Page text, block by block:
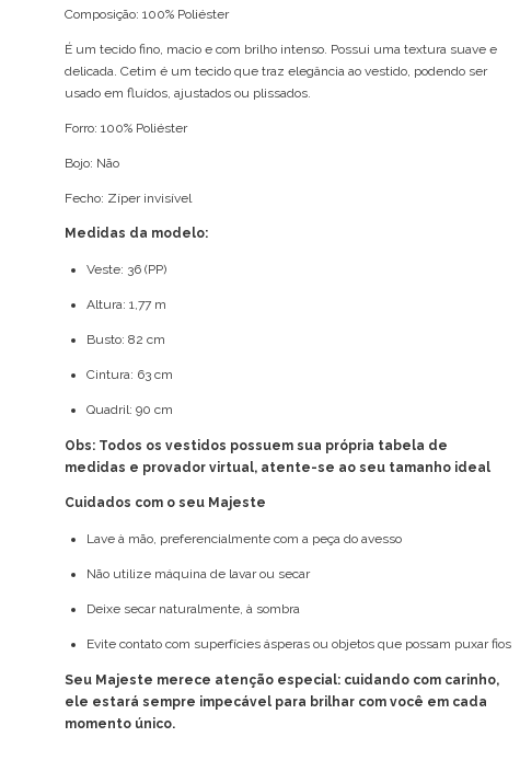
Composição: 100% Poliéster
É um tecido fino, macio e com brilho intenso. Possui uma textura suave e
delicada. Cetim é um tecido que traz elegância ao vestido, podendo ser
usado em fluídos, ajustados ou plissados.
Forro: 100% Poliéster
Bojo: Não
Fecho: Zíper invisível
Medidas da modelo:
Veste: 36 (PP)
Altura: 1,77 m
Busto: 82 cm
Cintura: 63 cm
Quadril: 90 cm
Obs: Todos os vestidos possuem sua própria tabela de
medidas e provador virtual, atente-se ao seu tamanho ideal
Cuidados com o seu Majeste
Lave à mão, preferencialmente com a peça do avesso
Não utilize máquina de lavar ou secar
Deixe secar naturalmente, à sombra
Evite contato com superfícies ásperas ou objetos que possam puxar fios
Seu Majeste merece atenção especial: cuidando com carinho,
ele estará sempre impecável para brilhar com você em cada
momento único.